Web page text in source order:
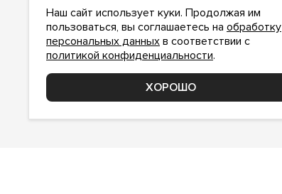
Как сделать заказ
Условия работы
Доставка и оплата
Возврат
Наш сайт использует куки. Продолжая им
пользоваться, вы соглашаетесь на обработку
персональных данных в соответствии с
политикой конфиденциальности.
ХОРОШО